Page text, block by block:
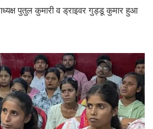
पुतुल कुमारी व ड्राइवर गुड्डू कुमार हुआ